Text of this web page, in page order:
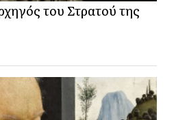
του Στρατού της